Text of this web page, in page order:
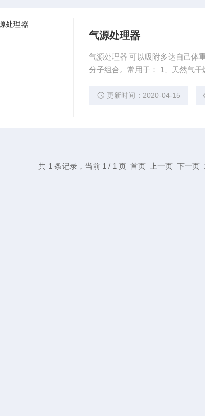
气源处理器
气源处理器 可以吸附多达自己体
分子组合。常用于： 1、天然气
更新时间：2020-04-15
共 1 条记录，当前 1 / 1 页 首页 上一页 下一页